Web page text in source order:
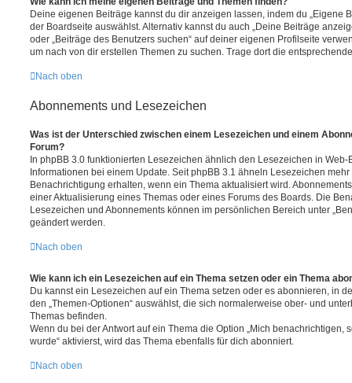
Deine eigenen Beiträge kannst du dir anzeigen lassen, indem du „Eigene
der Boardseite auswählst. Alternativ kannst du auch „Deine Beiträge
oder „Beiträge des Benutzers suchen“ auf deiner eigenen Profilseite
um nach von dir erstellen Themen zu suchen. Trage dort die
Nach oben
Abonnements und Lesezeichen
Was ist der Unterschied zwischen einem Lesezeichen und einem
Forum?
In phpBB 3.0 funktionierten Lesezeichen ähnlich den Lesezeichen in
Informationen bei einem Update. Seit phpBB 3.1 ähneln Lesezeichen
Benachrichtigung erhalten, wenn ein Thema aktualisiert wird.
einer Aktualisierung eines Themas oder eines Forums des Boards. Die
Lesezeichen und Abonnements können im persönlichen Bereich unter
geändert werden.
Nach oben
Wie kann ich ein Lesezeichen auf ein Thema setzen oder ein Thema
Du kannst ein Lesezeichen auf ein Thema setzen oder es abonnieren, in
den „Themen-Optionen“ auswählst, die sich normalerweise ober- und
Themas befinden.
Wenn du bei der Antwort auf ein Thema die Option „Mich benachrichtigen,
wurde“ aktivierst, wird das Thema ebenfalls für dich abonniert.
Nach oben